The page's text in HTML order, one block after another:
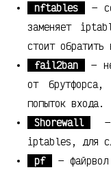
nftables
—
заменяет
стоит обратить
fail2ban
—
от брутфорса,
попыток входа.
Shorewall
—
iptables, для
pf
—